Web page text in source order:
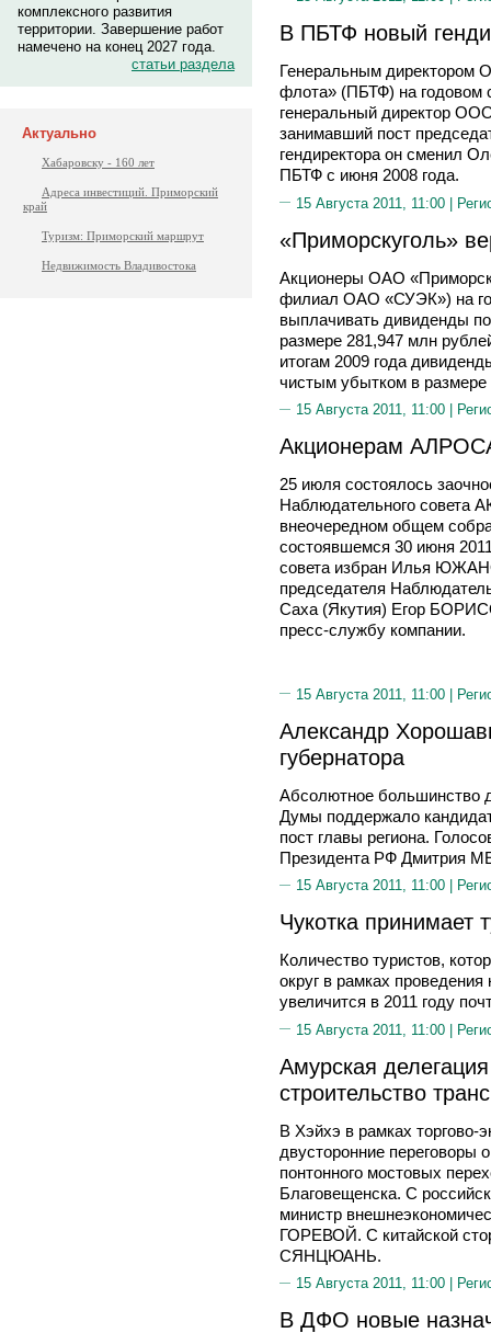
комплексного развития
территории. Завершение работ
намечено на конец 2027 года.
статьи раздела
Актуально
Хабаровску - 160 лет
Адреса инвестиций. Приморский
край
Туризм: Приморский маршрут
Недвижимость Владивостока
В ПБТФ новый
Генеральным директором
флота» (ПБТФ) на годовом
генеральный директор
занимавший пост
гендиректора он сменил
ПБТФ с июня 2008 года.
15 Августа 2011, 11:00 |
«Приморскуголь»
Акционеры ОАО
филиал ОАО «СУЭК») на
выплачивать дивиденды
размере 281,947 млн
итогам 2009 года
чистым убытком в
15 Августа 2011, 11:00 |
Акционерам
25 июля состоялось
Наблюдательного совета
внеочередном общем
состоявшемся 30 июня
совета избран Илья
председателя
Саха (Якутия) Егор
пресс-службу компании.
15 Августа 2011, 11:00 |
Александр
губернатора
Абсолютное большинство
Думы поддержало
пост главы региона.
Президента РФ Дмитрия
15 Августа 2011, 11:00 |
Чукотка принимает
Количество туристов,
округ в рамках
увеличится в 2011 году
15 Августа 2011, 11:00 |
Амурская
строительство
В Хэйхэ в рамках торгово-
двусторонние переговоры
понтонного мостовых
Благовещенска. С
министр
ГОРЕВОЙ. С китайской
СЯНЦЮАНЬ.
15 Августа 2011, 11:00 |
В ДФО новые